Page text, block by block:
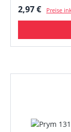
Regulärer
2,97 € Preise